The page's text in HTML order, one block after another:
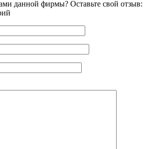
данной фирмы? Оставьте свой отзыв: